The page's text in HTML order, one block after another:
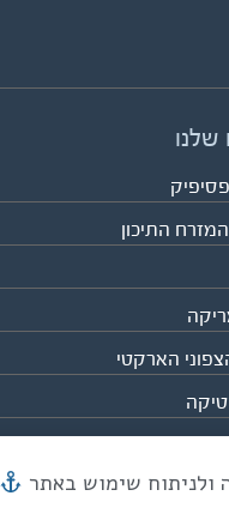
שלנו
התיכון
הארקטי
מייל mail@eco.co.il